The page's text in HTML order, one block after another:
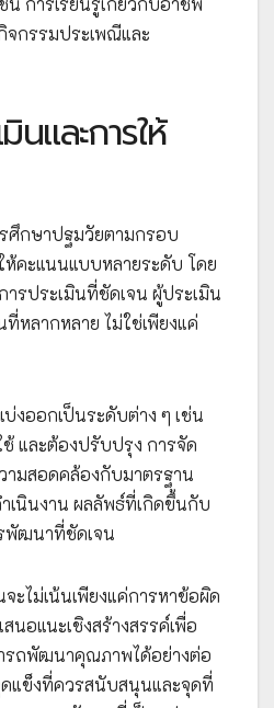
จกรรมประเพณีและ
นและการให้
ศึกษาปฐมวัยตามกรอบ
คะแนนแบบหลายระดับ โดย
รประเมินที่ชัดเจน ผู้ประเมิน
หลากหลาย ไม่ใช่เพียงแค่
งออกเป็นระดับต่าง ๆ เช่น
และต้องปรับปรุง การจัด
มสอดคล้องกับมาตรฐาน
เนินงาน ผลลัพธ์ที่เกิดขึ้นกับ
พัฒนาที่ชัดเจน
ะไม่เน้นเพียงแค่การหาข้อผิด
นอแนะเชิงสร้างสรรค์เพื่อ
รถพัฒนาคุณภาพได้อย่างต่อ
ดแข็งที่ควรสนับสนุนและจุดที่